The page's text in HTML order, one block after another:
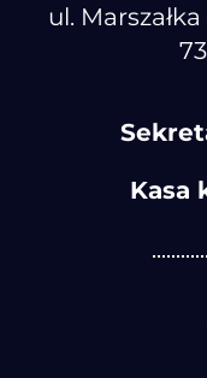
ul.
Kasa